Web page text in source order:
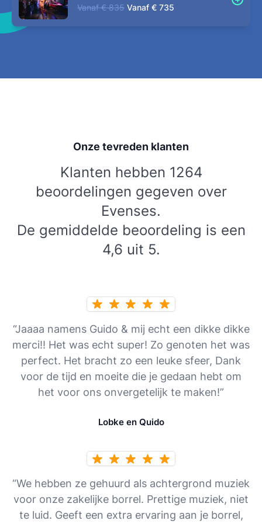
Vanaf € 835 Vanaf € 735
Onze tevreden klanten
Klanten hebben 1264
beoordelingen gegeven over
Evenses.
De gemiddelde beoordeling is een
4,6 uit 5.
“Jaaaa namens Guido & mij echt een dikke dikke
merci!! Het was echt super! Zo genoten het was
perfect. Het bracht zo een leuke sfeer, Dank
voor de tijd en moeite die je gedaan hebt om
het voor ons onvergetelijk te maken!”
Lobke en Quido
“We hebben ze gehuurd als achtergrond muziek
voor onze zakelijke borrel. Prettige muziek, niet
te luid. Geeft een extra ervaring aan je borrel,